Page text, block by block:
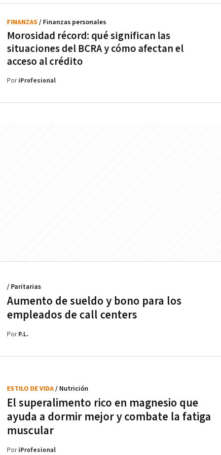
Morosidad récord: qué significan las
situaciones del BCRA y cómo afectan el
acceso al crédito
FINANZAS / Finanzas personales
PoriProfesional
Aumento de sueldo y bono para los
empleados de call centers
/ Paritarias
PorP.L.
El superalimento rico en magnesio que
ayuda a dormir mejor y combate la fatiga
muscular
ESTILO DE VIDA/ Nutrición
PoriProfesional